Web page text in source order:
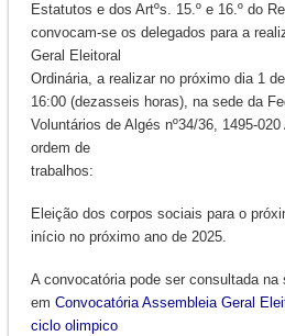
Estatutos e dos Artºs. 15.º e 16.º do
convocam-se os delegados para a
Geral Eleitoral
Ordinária, a realizar no próximo dia 1
16:00 (dezasseis horas), na sede da
Voluntários de Algés nº34/36, 1495-
ordem de
trabalhos:
Eleição dos corpos sociais para o
início no próximo ano de 2025.
A convocatória pode ser consultada na
em Convocatória Assembleia Geral
ciclo olimpico